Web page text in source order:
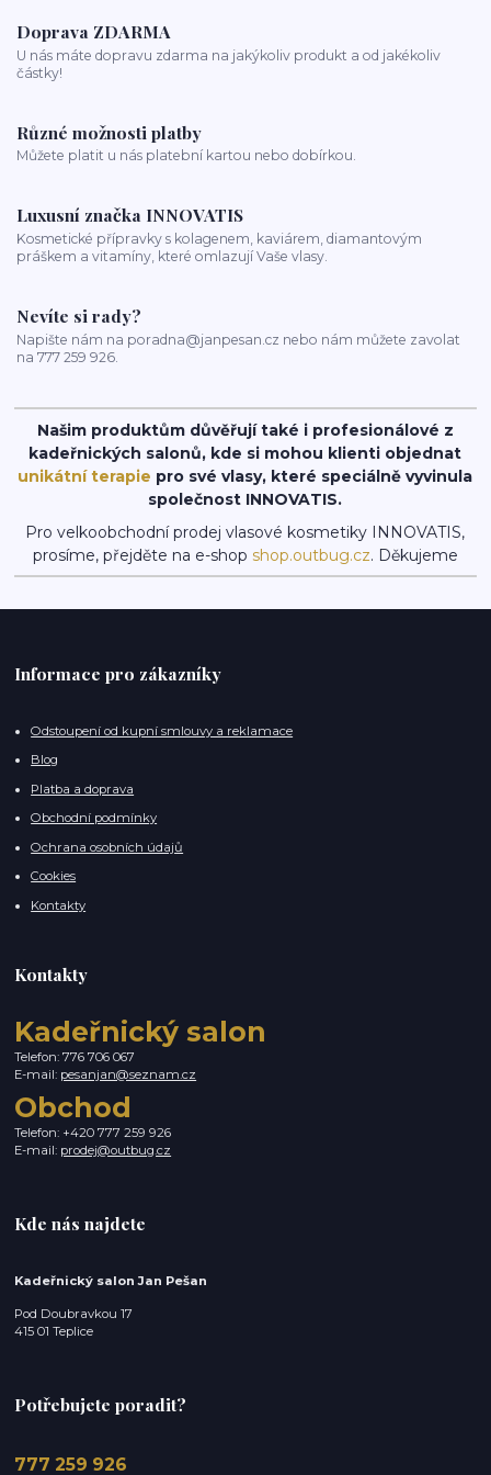
ionizace při fénování
Doprava ZDARMA
U nás máte dopravu zdarma na jakýkoliv produkt a od jakékoliv
částky!
Různé možnosti platby
Můžete platit u nás platební kartou nebo dobírkou.
Luxusní značka INNOVATIS
Kosmetické přípravky s kolagenem, kaviárem, diamantovým
práškem a vitamíny, které omlazují Vaše vlasy.
Nevíte si rady?
Napište nám na poradna@janpesan.cz nebo nám můžete zavolat
na 777 259 926.
Našim produktům důvěřují také i profesionálové z
kadeřnických salonů, kde si mohou klienti objednat
unikátní terapie pro své vlasy, které speciálně vyvinula
společnost INNOVATIS.
Pro velkoobchodní prodej vlasové kosmetiky INNOVATIS,
prosíme, přejděte na e-shop shop.outbug.cz. Děkujeme
Informace pro zákazníky
Odstoupení od kupní smlouvy a reklamace
Blog
Platba a doprava
Obchodní podmínky
Ochrana osobních údajů
Cookies
Kontakty
Kontakty
Kadeřnický salon
Telefon: 776 706 067
E-mail: pesanjan@seznam.cz
Obchod
Telefon: +420 777 259 926
E-mail: prodej@outbug.cz
Kde nás najdete
Kadeřnický salon Jan Pešan
Pod Doubravkou 17
415 01 Teplice
Potřebujete poradit?
777 259 926